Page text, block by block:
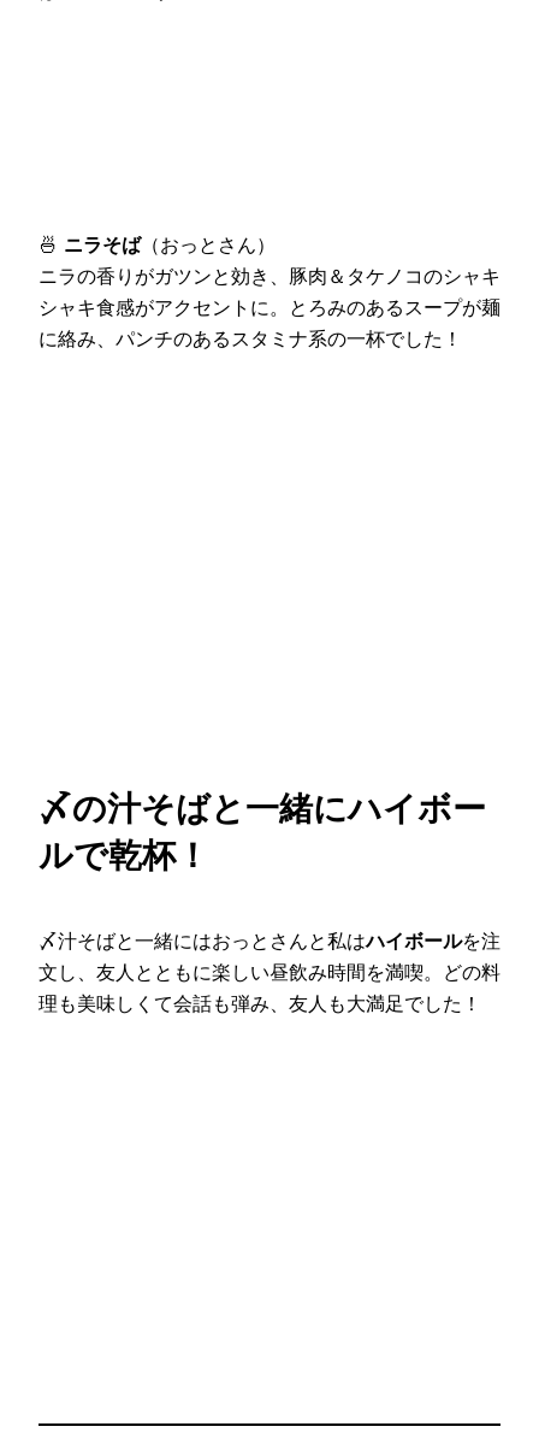
🍜 ニラそば（おっとさん）
ニラの香りがガツンと効き、豚肉＆タケノコのシャキ
シャキ食感がアクセントに。とろみのあるスープが麺
に絡み、パンチのあるスタミナ系の一杯でした！
〆の汁そばと一緒にハイボー
ルで乾杯！
〆汁そばと一緒にはおっとさんと私はハイボールを注
文し、友人とともに楽しい昼飲み時間を満喫。どの料
理も美味しくて会話も弾み、友人も大満足でした！